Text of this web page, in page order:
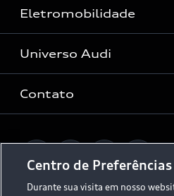
Vendas Corporativas
Audi Approved :plus
Manutenção e Reparos
Serviços de Proteção
Rede de Concessionária
Eletromobilidade
Universo da mobilidade elétrica
Dúvidas de eletrificação
App e-tron
Planejamento de recarga
Universo Audi
Audi no Brasil
Audi Driving Experience
Contato
Fale Conosco
Trabalhe Conosco
Centro de
Durante sua visita em nosso